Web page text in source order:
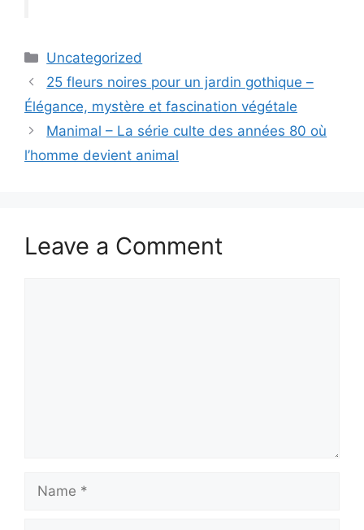
Categories
Uncategorized
25 fleurs noires pour un jardin gothique –
Élégance, mystère et fascination végétale
Manimal – La série culte des années 80 où
l’homme devient animal
Leave a Comment